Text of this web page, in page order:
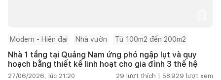
Modern - Hiện đại Nhà vườn Từ 100m2 đến 200m2
Nhà 1 tầng tại Quảng Nam ứng phó ngập lụt và quy
hoạch bằng thiết kế linh hoạt cho gia đình 3 thế hệ
27/06/2026, lúc 21:20 29 lượt thích | 58.929 lượt xem